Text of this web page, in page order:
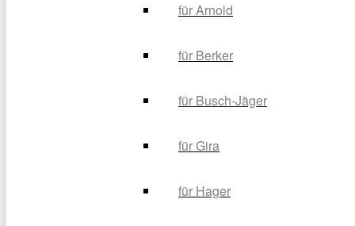
für Arnold
für Berker
für Busch-Jäger
für Gira
für Hager